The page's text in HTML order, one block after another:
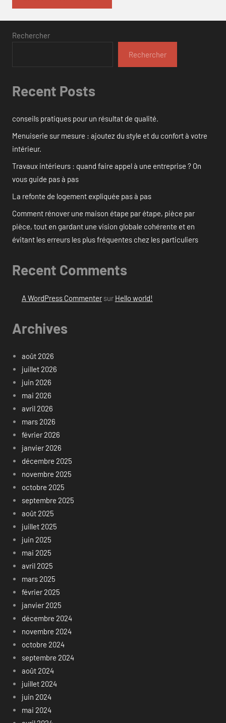
Rechercher
Rechercher
Recent Posts
conseils pratiques pour un résultat de qualité.
Menuiserie sur mesure : ajoutez du style et du confort à votre
intérieur.
Travaux intérieurs : quand faire appel à une entreprise ? On
vous guide pas à pas
La refonte de logement expliquée pas à pas
Comment rénover une maison étape par étape, pièce par
pièce, tout en gardant une vision globale cohérente et en
évitant les erreurs les plus fréquentes chez les particuliers
Recent Comments
A WordPress Commentersur Hello world!
Archives
août 2026
juillet 2026
juin 2026
mai 2026
avril 2026
mars 2026
février 2026
janvier 2026
décembre 2025
novembre 2025
octobre 2025
septembre 2025
août 2025
juillet 2025
juin 2025
mai 2025
avril 2025
mars 2025
février 2025
janvier 2025
décembre 2024
novembre 2024
octobre 2024
septembre 2024
août 2024
juillet 2024
juin 2024
mai 2024